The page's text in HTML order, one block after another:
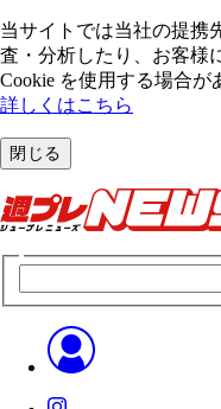
当サイトでは当社の提携
査・分析したり、お客様
Cookie を使⽤する場合が
詳しくはこちら
閉じる